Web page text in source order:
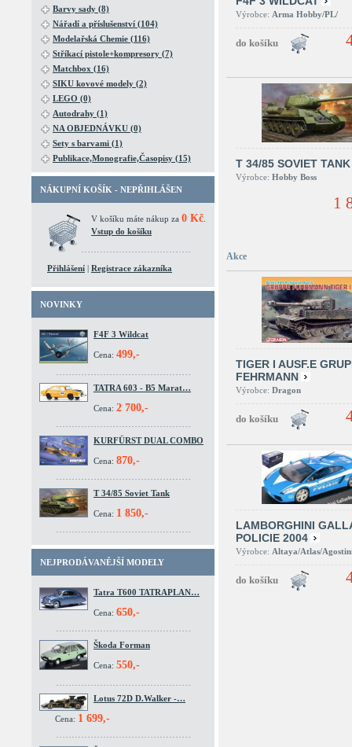
Barvy sady (8)
Nářadí a příslušenství (104)
Modelařská Chemie (116)
Stříkací pistole+kompresory (7)
Matchbox (16)
SIKU kovové modely (2)
LEGO (0)
Autodrahy (1)
NA OBJEDNÁVKU (0)
Sety s barvami (1)
Publikace,Monografie,Časopisy (15)
NÁKUPNÍ KOŠÍK - NEPŘIHLÁŠEN
V košíku máte nákup za 0 Kč
Vstup do košíku
Přihlášení | Registrace zákazníka
NOVINKY
F4F 3 Wildcat
Cena: 499,-
TATRA 603 - B5 Marat…
Cena: 2 700,-
KURFÜRST DUAL COMBO
Cena: 870,-
T 34/85 Soviet Tank
Cena: 1 850,-
NEJPRODÁVANĚJŠÍ MODELY
Tatra T600 TATRAPLAN…
Cena: 650,-
Škoda Forman
Cena: 550,-
Lotus 72D D.Walker -…
Cena: 1 699,-
Výrobce: Arma Hobby/PL/
T 34/85 SOVIET TANK
Výrobce: Hobby Boss
1
Akce
TIGER I AUSF.E
FEHRMANN
Výrobce: Dragon
LAMBORGHINI
POLICIE 2004
Výrobce: Altaya/Atlas/